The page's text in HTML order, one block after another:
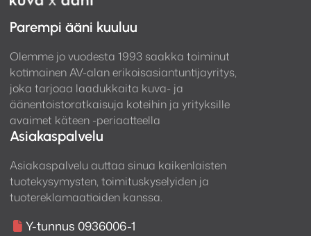
Parempi ääni kuuluu
Olemme jo vuodesta 1993 saakka toiminut
kotimainen AV-alan erikoisasiantuntijayritys,
joka tarjoaa laadukkaita kuva- ja
äänentoistoratkaisuja koteihin ja yrityksille
avaimet käteen -periaatteella
Asiakaspalvelu
Asiakaspalvelu auttaa sinua kaikenlaisten
tuotekysymysten, toimituskyselyiden ja
tuotereklamaatioiden kanssa.
Y-tunnus 0936006-1